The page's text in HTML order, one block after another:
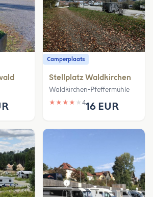
Camperplaats
Stellplatz Waldkirchen
Waldkirchen-Pfeffermühle
★ ★ ★ ★ ★ 416 EUR